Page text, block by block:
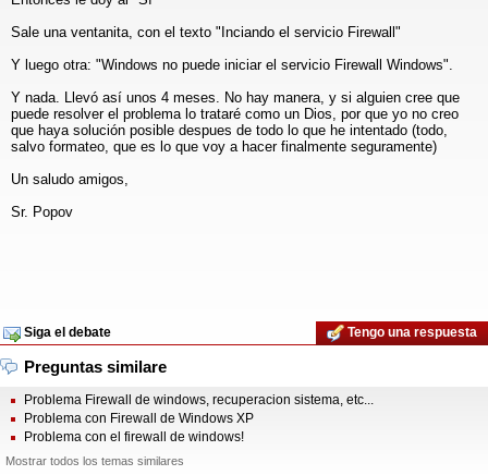
Sale una ventanita, con el texto "Inciando el servicio Firewall"
Y luego otra: "Windows no puede iniciar el servicio Firewall Windows".
Y nada. Llevó así unos 4 meses. No hay manera, y si alguien cree que
puede resolver el problema lo trataré como un Dios, por que yo no creo
que haya solución posible despues de todo lo que he intentado (todo,
salvo formateo, que es lo que voy a hacer finalmente seguramente)
Un saludo amigos,
Sr. Popov
Siga el debate Tengo una respuesta
Preguntas similare
Problema Firewall de windows, recuperacion sistema, etc...
Problema con Firewall de Windows XP
Problema con el firewall de windows!
Mostrar todos los temas similares